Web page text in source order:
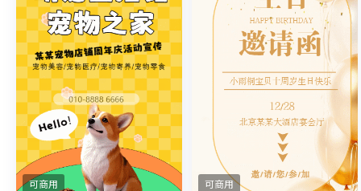
可商用 可商用